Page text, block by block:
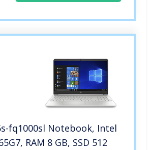
fq1000sl Notebook, Intel
RAM 8 GB, SSD 512